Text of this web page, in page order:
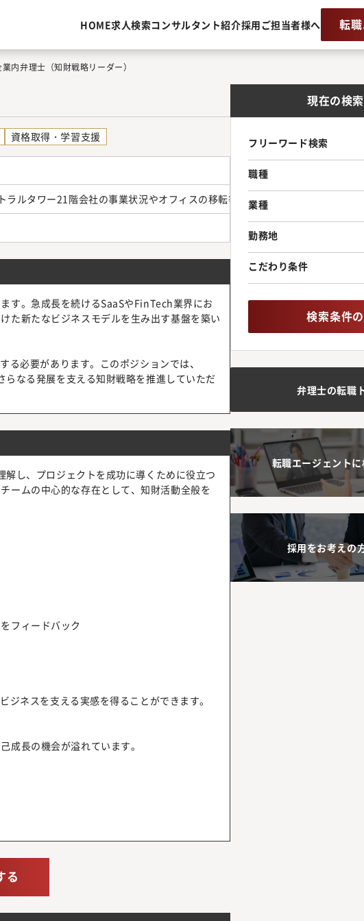
HOME求人検索コンサルタント紹介採用ご担当者様へ 転
内弁理士（知財戦略リーダー）
資格取得・学習支援
ルタワー21階会社の事業状況やオフィスの移転等により勤務場所が変更とな
す。急成長を続けるSaaSやFinTech業界にお
た新たなビジネスモデルを生み出す基盤を築い
必要があります。このポジションでは、
なる発展を支える知財戦略を推進していただ
し、プロジェクトを成功に導くために役立つ
ームの中心的な存在として、知財活動全般を
フィードバック
ネスを支える実感を得ることができます。
成長の機会が溢れています。
る
現在の検
フリーワード検索
職種
業種
勤務地
こだわり条件
検索条件
弁理士の転職
転職エージェントに
採用をお考えの